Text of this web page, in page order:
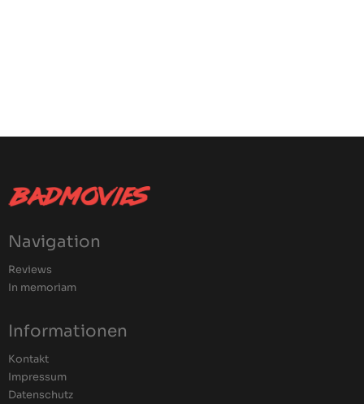
Navigation
Reviews
In memoriam
Informationen
Kontakt
Impressum
Datenschutz